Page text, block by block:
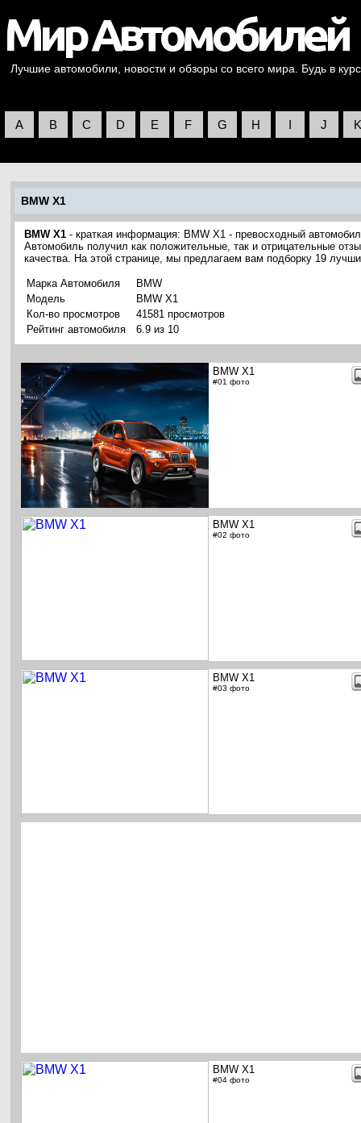
Лучшие автомобили, новости и обзоры со всего мира. Будь в
A B C D E F G H I J K
BMW X1
BMW X1 - краткая информация: BMW X1 - превосходный
Автомобиль получил как положительные, так и отрицательные
качества. На этой странице, мы предлагаем вам подборку 19
Марка Автомобиля
BMW
Модель
BMW X1
Кол-во просмотров
41581 просмотров
Рейтинг автомобиля
6.9 из 10
BMW X1
#01 фото
BMW X1
#02 фото
BMW X1
#03 фото
BMW X1
#04 фото